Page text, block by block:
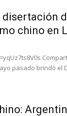
chino en
pasado brindó el